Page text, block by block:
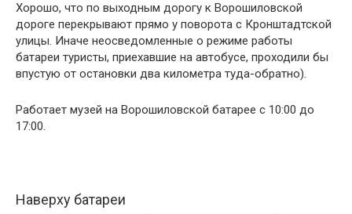
Хорошо, что по выходным дорогу к Ворошиловской
дороге перекрывают прямо у поворота с Кронштадтской
улицы. Иначе неосведомленные о режиме работы
батареи туристы, приехавшие на автобусе, проходили бы
впустую от остановки два километра туда-обратно).
Работает музей на Ворошиловской батарее с 10:00 до
17:00.
Наверху батареи